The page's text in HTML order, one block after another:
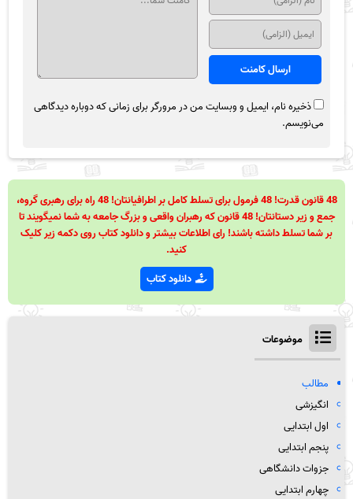
ذخیره نام، ایمیل و وبسایت من در مرورگر برای زمانی که دوباره دیدگاهی
می‌نویسم.
48 قانون قدرت! 48 فرمول برای تسلط کامل بر اطرافیانتان! 48 راه برای رهبری گروه،
جمع و زیر دستانتان! 48 قانون که رهبران واقعی و بزرگ جامعه به شما نمیگویند تا
بر شما تسلط داشته باشند! رای اطلاعات بیشتر و دانلود کتاب روی دکمه زیر کلیک
کنید.
دانلود کتاب
موضوعات
مطالب
انگیزشی
اول ابتدایی
پنجم ابتدایی
جزوات دانشگاهی
چهارم ابتدایی